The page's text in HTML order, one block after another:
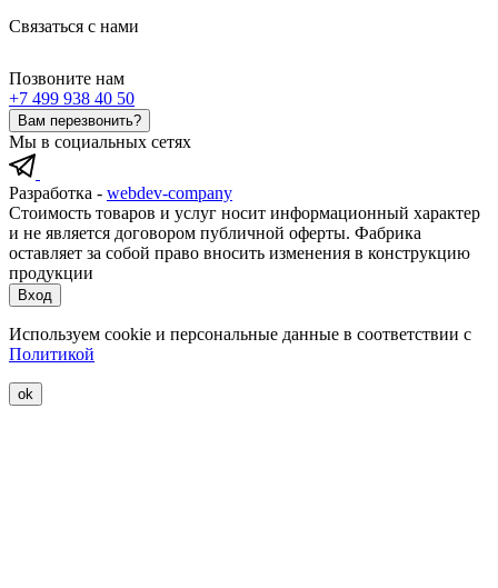
Связаться с нами
Позвоните нам
+7 499 938 40 50
Вам перезвонить?
Мы в социальных сетях
Разработка - webdev-company
Стоимость товаров и услуг носит информационный характер
и не является договором публичной оферты. Фабрика
оставляет за собой право вносить изменения в конструкцию
продукции
Вход
Используем cookie и персональные данные в соответствии с
Политикой
ok